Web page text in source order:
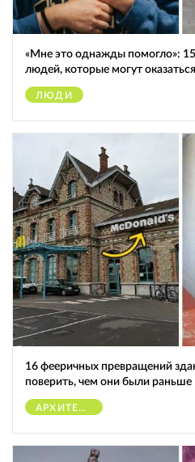
«Мне это однажды помогло»:
людей, которые могут
ЛЮДИ
16 фееричных превращений
поверить, чем они были раньше
АРХИТЕКТУРА